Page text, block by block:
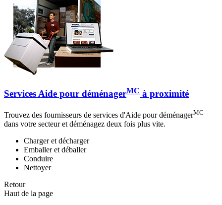
Services Aide pour déménagerMC à proximité
Trouvez des fournisseurs de services d'Aide pour déménagerMC
dans votre secteur et déménagez deux fois plus vite.
Charger et décharger
Emballer et déballer
Conduire
Nettoyer
Retour
Haut de la page